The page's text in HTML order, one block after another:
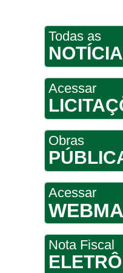
Todas as
Acessar
Obras
Acessar
Nota Fiscal